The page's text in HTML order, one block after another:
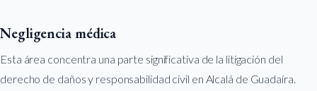
Negligencia médica
Esta área concentra una parte significativa de la litigación del
derecho de daños y responsabilidad civil en Alcalá de Guadaíra.